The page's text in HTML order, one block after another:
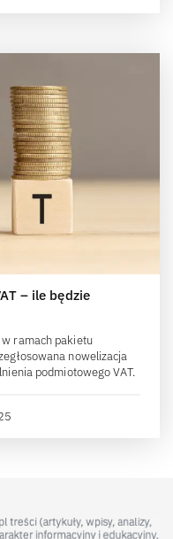
– ile będzie
ramach pakietu
nowelizacja
podmiotowego VAT.